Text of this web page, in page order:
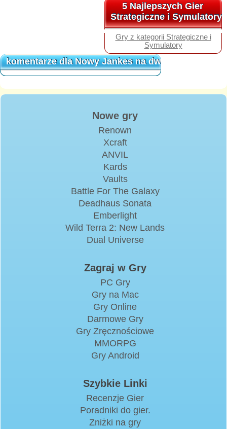
5 Najlepszych Gier
5 Najlepszych Gier
Strategiczne i Symulatory
Strategiczne i Symulatory
Gry z kategorii Strategiczne i
Symulatory
komentarze dla Nowy Jankes na dworze króla
komentarze dla Nowy Jankes na dworze króla
Nowe gry
Renown
Xcraft
ANVIL
Kards
Vaults
Battle For The Galaxy
Deadhaus Sonata
Emberlight
Wild Terra 2: New Lands
Dual Universe
Zagraj w Gry
PC Gry
Gry na Mac
Gry Online
Darmowe Gry
Gry Zręcznościowe
MMORPG
Gry Android
Szybkie Linki
Recenzje Gier
Poradniki do gier.
Zniżki na gry